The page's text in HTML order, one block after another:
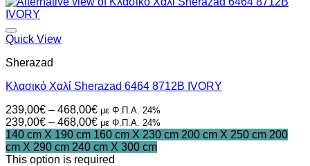
Quick View
Sherazad
Κλασικό Χαλί Sherazad 6464 8712B IVORY
239,00€ – 468,00€Price
range:
239,00€
through
468,00€
με Φ.Π.Α. 24%
239,00€ – 468,00€Price
range:
239,00€
through
με Φ.Π.Α. 24%
140 cm X 190 cm 160 cm X 230 cm 200 cm X 250 cm 200
cm X 290 cm 240 cm X 300 cm
This option is required